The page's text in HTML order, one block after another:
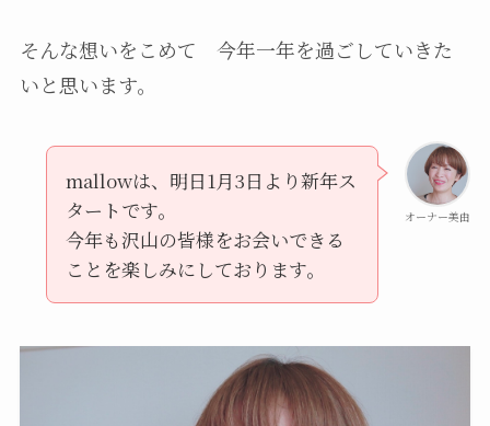
そんな想いをこめて 今年一年を過ごしていきた
いと思います。
オーナー美由
mallowは、明日1月3日より新年ス
タートです。
今年も沢山の皆様をお会いできる
ことを楽しみにしております。